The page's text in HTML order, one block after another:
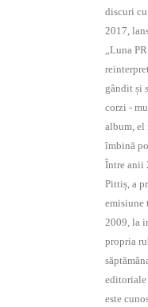
discuri
2017,
„Luna
gândit și
corzi -
album, el
îmbină
Între anii
Pittiș, a
emisiune
2009, la
propria
este